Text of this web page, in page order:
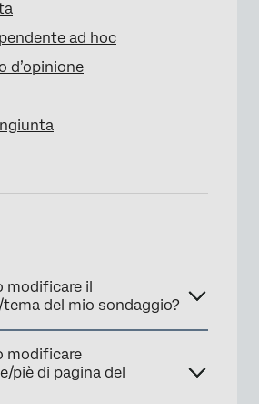
ad hoc
d’opinione
modificare il
del mio sondaggio?
modificare
piè di pagina del